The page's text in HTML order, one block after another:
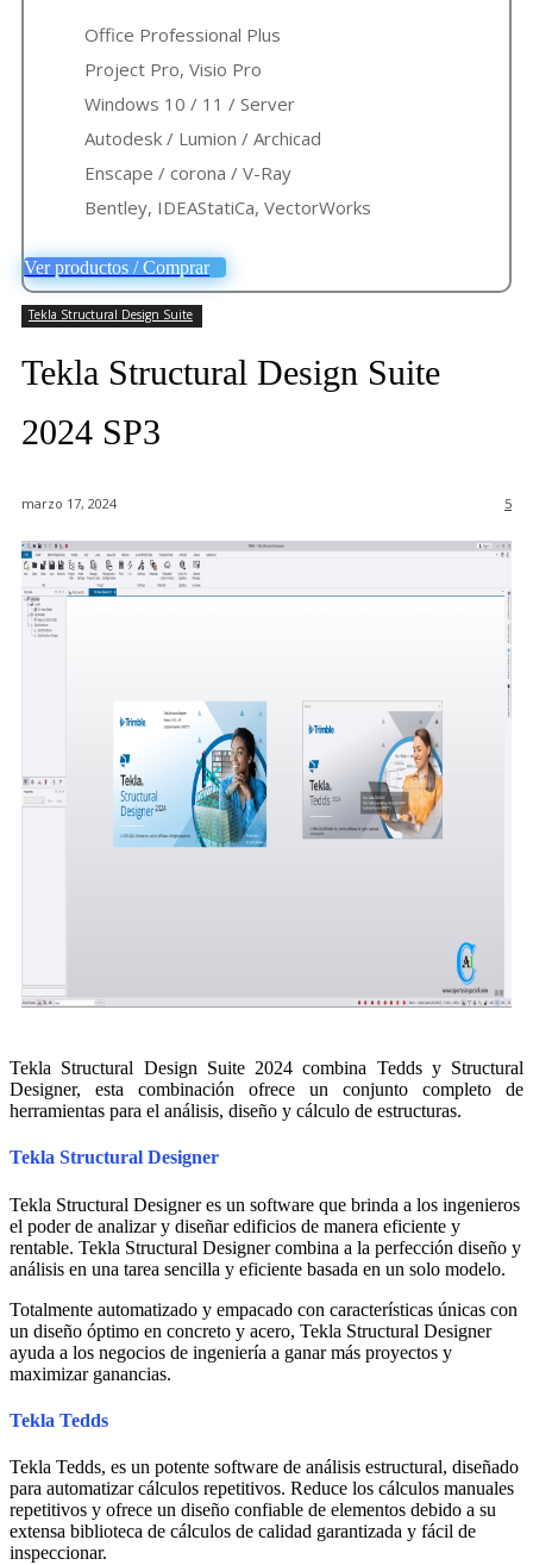
Office Professional Plus
Project Pro, Visio Pro
Windows 10 / 11 / Server
Autodesk / Lumion / Archicad
Enscape / corona / V-Ray
Bentley, IDEAStatiCa, VectorWorks
Ver productos / Comprar
Tekla Structural Design Suite
Tekla Structural Design Suite
2024 SP3
marzo 17, 2024 5
Tekla Structural Design Suite 2024 combina Tedds y Structural
Designer, esta combinación ofrece un conjunto completo de
herramientas para el análisis, diseño y cálculo de estructuras.
Tekla Structural Designer
Tekla Structural Designer es un software que brinda a los ingenieros
el poder de analizar y diseñar edificios de manera eficiente y
rentable. Tekla Structural Designer combina a la perfección diseño y
análisis en una tarea sencilla y eficiente basada en un solo modelo.
Totalmente automatizado y empacado con características únicas con
un diseño óptimo en concreto y acero, Tekla Structural Designer
ayuda a los negocios de ingeniería a ganar más proyectos y
maximizar ganancias.
Tekla Tedds
Tekla Tedds, es un potente software de análisis estructural, diseñado
para automatizar cálculos repetitivos. Reduce los cálculos manuales
repetitivos y ofrece un diseño confiable de elementos debido a su
extensa biblioteca de cálculos de calidad garantizada y fácil de
inspeccionar.